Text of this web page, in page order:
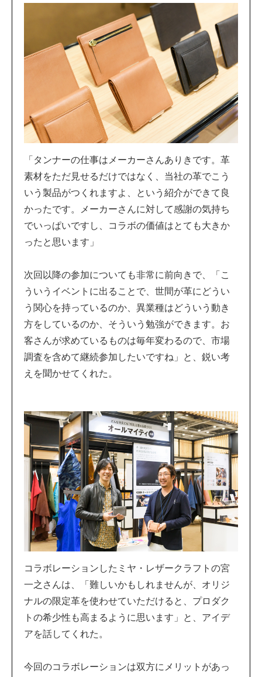
「タンナーの仕事はメーカーさんありきです。革
素材をただ見せるだけではなく、当社の革でこう
いう製品がつくれますよ、という紹介ができて良
かったです。メーカーさんに対して感謝の気持ち
でいっぱいですし、コラボの価値はとても大きか
ったと思います」
次回以降の参加についても非常に前向きで、「こ
ういうイベントに出ることで、世間が革にどうい
う関心を持っているのか、異業種はどういう動き
方をしているのか、そういう勉強ができます。お
客さんが求めているものは毎年変わるので、市場
調査を含めて継続参加したいですね」と、鋭い考
えを聞かせてくれた。
コラボレーションしたミヤ・レザークラフトの宮
一之さんは、「難しいかもしれませんが、オリジ
ナルの限定革を使わせていただけると、プロダク
トの希少性も高まるように思います」と、アイデ
アを話してくれた。
今回のコラボレーションは双方にメリットがあっ